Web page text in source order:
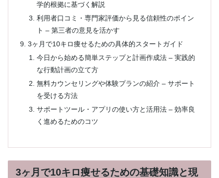
学的根拠に基づく解説
利用者口コミ・専門家評価から見る信頼性のポイン
ト – 第三者の意見を活かす
3ヶ月で10キロ痩せるための具体的スタートガイド
今日から始める簡単ステップと計画作成法 – 実践的
な行動計画の立て方
無料カウンセリングや体験プランの紹介 – サポート
を受ける方法
サポートツール・アプリの使い方と活用法 – 効率良
く進めるためのコツ
3ヶ月で10キロ痩せるための基礎知識と現